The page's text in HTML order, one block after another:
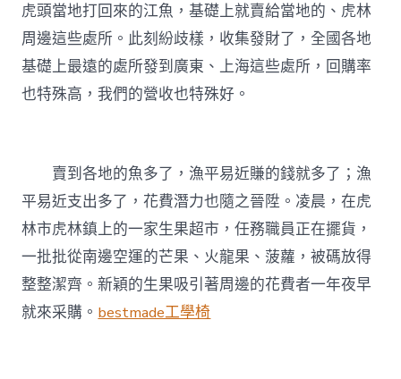
虎頭當地打回來的江魚，基礎上就賣給當地的、虎林
周邊這些處所。此刻紛歧樣，收集發財了，全國各地
基礎上最遠的處所發到廣東、上海這些處所，回購率
也特殊高，我們的營收也特殊好。
賣到各地的魚多了，漁平易近賺的錢就多了；漁
平易近支出多了，花費潛力也隨之晉陞。凌晨，在虎
林市虎林鎮上的一家生果超市，任務職員正在擺貨，
一批批從南邊空運的芒果、火龍果、菠蘿，被碼放得
整整潔齊。新穎的生果吸引著周邊的花費者一年夜早
就來采購。 bestmade工學椅